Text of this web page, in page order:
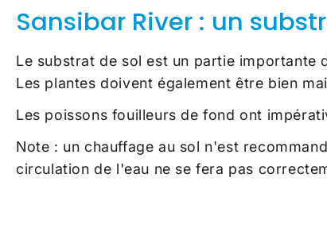
Sansibar River : un
Le substrat de sol est un partie importante
Les plantes doivent également être bien
Les poissons fouilleurs de fond ont
Note : un chauffage au sol n'est
circulation de l'eau ne se fera pas